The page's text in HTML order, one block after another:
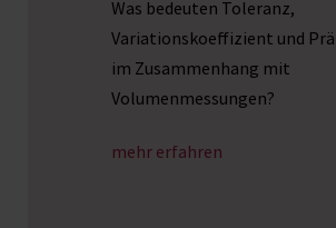
Was bedeuten Toleranz,
Variationskoeffizient und
im Zusammenhang mit
Volumenmessungen?
mehr erfahren